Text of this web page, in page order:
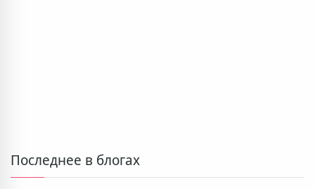
Последнее в блогах